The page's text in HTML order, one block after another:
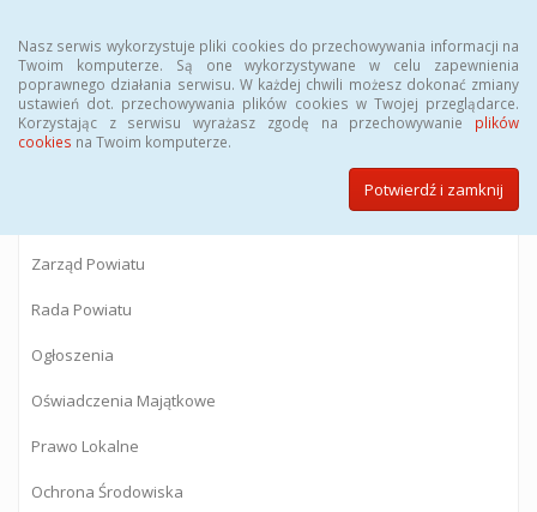
Nasz serwis wykorzystuje pliki cookies do przechowywania informacji na
Twoim komputerze. Są one wykorzystywane w celu zapewnienia
poprawnego działania serwisu. W każdej chwili możesz dokonać zmiany
ustawień dot. przechowywania plików cookies w Twojej przeglądarce.
Korzystając z serwisu wyrażasz zgodę na przechowywanie plików
cookies na Twoim komputerze.
Potwierdź i zamknij
BIULETYN INFORMACJI PUBLICZNEJ
Starostwa Powiatowego w Gostyninie
Zarząd Powiatu
Rada Powiatu
Ogłoszenia
Oświadczenia Majątkowe
Prawo Lokalne
Ochrona Środowiska